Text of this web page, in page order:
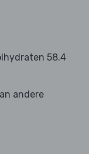
58.4
andere